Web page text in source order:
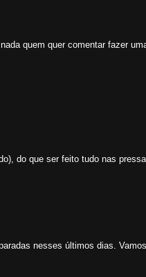
quem quer comentar fazer
do que ser feito tudo nas
nesses últimos dias.